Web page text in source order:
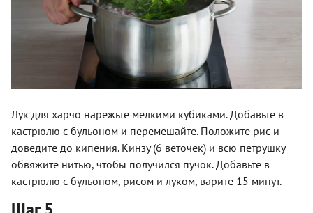
Лук для харчо нарежьте мелкими кубиками. Добавьте в
кастрюлю с бульоном и перемешайте. Положите рис и
доведите до кипения. Кинзу (6 веточек) и всю петрушку
обвяжите нитью, чтобы получился пучок. Добавьте в
кастрюлю с бульоном, рисом и луком, варите 15 минут.